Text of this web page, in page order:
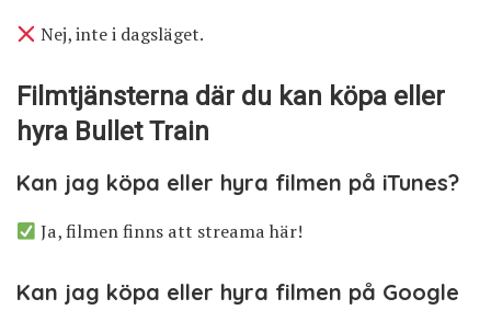
Nej, inte i dagsläget.
Filmtjänsterna där du kan köpa eller
hyra Bullet Train
Kan jag köpa eller hyra filmen på iTunes?
Ja, filmen finns att streama här!
Kan jag köpa eller hyra filmen på Google